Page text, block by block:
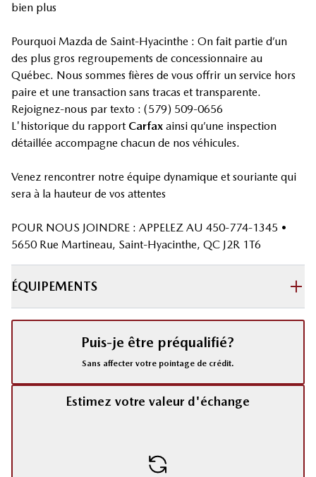
bien plus
Pourquoi Mazda de Saint-Hyacinthe : On fait partie d’un
des plus gros regroupements de concessionnaire au
Québec. Nous sommes fières de vous offrir un service hors
paire et une transaction sans tracas et transparente.
Rejoignez-nous par texto : (579) 509-0656
L'historique du rapport Carfax ainsi qu’une inspection
détaillée accompagne chacun de nos véhicules.
Venez rencontrer notre équipe dynamique et souriante qui
sera à la hauteur de vos attentes
POUR NOUS JOINDRE : APPELEZ AU 450-774-1345 •
5650 Rue Martineau, Saint-Hyacinthe, QC J2R 1T6
ÉQUIPEMENTS
Puis-je être préqualifié?
Sans affecter votre pointage de crédit.
Estimez votre valeur d'échange